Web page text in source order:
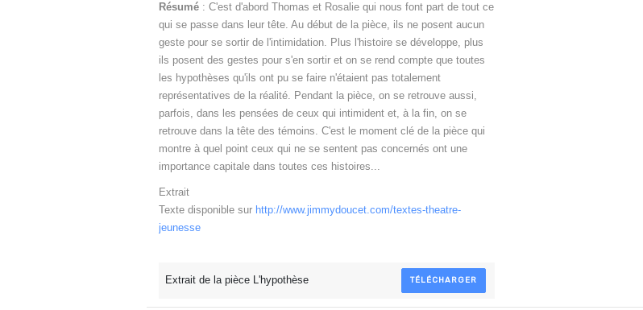
Résumé : C'est d'abord Thomas et Rosalie qui nous font part de tout ce
qui se passe dans leur tête. Au début de la pièce, ils ne posent aucun
geste pour se sortir de l'intimidation. Plus l'histoire se développe, plus
ils posent des gestes pour s'en sortir et on se rend compte que toutes
les hypothèses qu'ils ont pu se faire n'étaient pas totalement
représentatives de la réalité. Pendant la pièce, on se retrouve aussi,
parfois, dans les pensées de ceux qui intimident et, à la fin, on se
retrouve dans la tête des témoins. C'est le moment clé de la pièce qui
montre à quel point ceux qui ne se sentent pas concernés ont une
importance capitale dans toutes ces histoires...
Extrait
Texte disponible sur http://www.jimmydoucet.com/textes-theatre-
jeunesse
Extrait de la pièce L'hypothèse TÉLÉCHARGER